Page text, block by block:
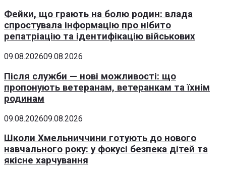
Фейки, що грають на болю родин: влада
спростувала інформацію про нібито
репатріацію та ідентифікацію військових
09.08.202609.08.2026
Після служби — нові можливості: що
пропонують ветеранам, ветеранкам та їхнім
родинам
09.08.202609.08.2026
Школи Хмельниччини готують до нового
навчального року: у фокусі безпека дітей та
якісне харчування